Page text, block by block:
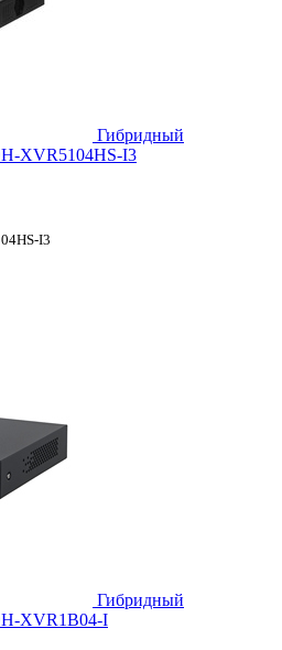
Гибридный
XVR5104HS-I3
I3
Гибридный
XVR1B04-I